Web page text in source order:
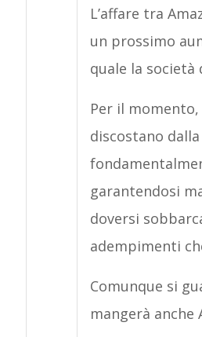
L’affare tra
un prossimo
quale la
Per il
discostano
garantendosi
doversi
adempimenti
Comunque si
mangerà anche